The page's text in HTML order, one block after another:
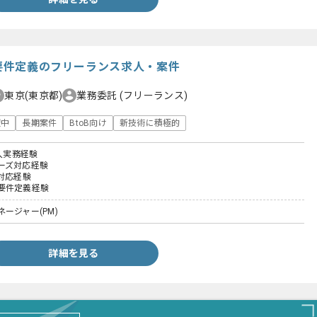
定義のフリーランス求人・案件
東京(東京都) 業務委託 (フリーランス)
長期案件 BtoB向け 新技術に積極的
実務経験
ズ対応経験
応経験
件定義経験
ージャー(PM)
詳細を見る